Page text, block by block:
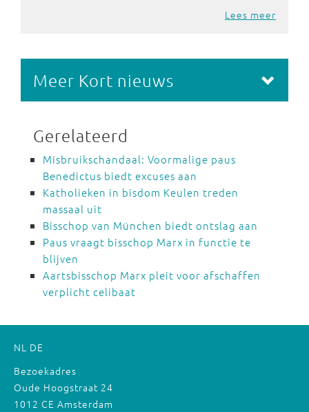
Lees meer
Meer Kort nieuws
Gerelateerd
Misbruikschandaal: Voormalige paus
Benedictus biedt excuses aan
Katholieken in bisdom Keulen treden
massaal uit
Bisschop van München biedt ontslag aan
Paus vraagt bisschop Marx in functie te
blijven
Aartsbisschop Marx pleit voor afschaffen
verplicht celibaat
NL DE
Bezoekadres
Oude Hoogstraat 24
1012 CE Amsterdam